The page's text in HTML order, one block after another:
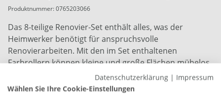
Produktnummer:0765203066
Das 8-teilige Renovier-Set enthält alles, was der
Heimwerker benötigt für anspruchsvolle
Renovierarbeiten. Mit den im Set enthaltenen
Farbrollern können kleine und große Flächen mühelos
gestrichen werden. Das Set enthält 2 Bügel sowie
insgesamt 4 Farbwalzen, 3 kleine und 1 große
Datenschutzerklärung | Impressum
Wählen Sie Ihre Cookie-Einstellungen